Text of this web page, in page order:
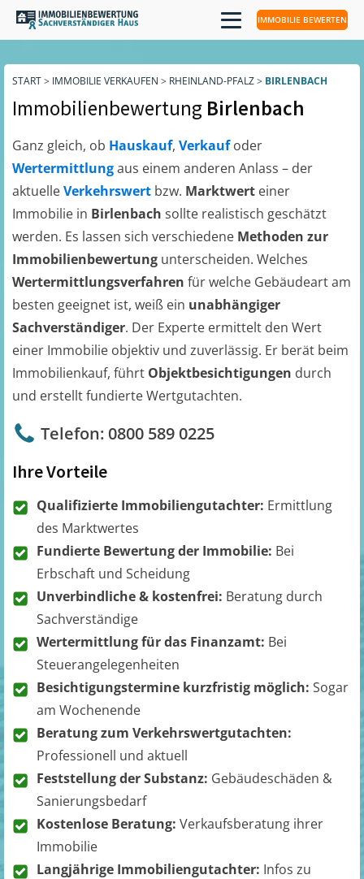
IMMOBILIE BEWERTEN
START> IMMOBILIE VERKAUFEN > RHEINLAND-PFALZ> BIRLENBACH
Immobilienbewertung Birlenbach
Ganz gleich, ob Hauskauf, Verkaufoder
Wertermittlungaus einem anderen Anlass – der
aktuelleVerkehrswert bzw. Marktwert einer
Immobilie in Birlenbach sollte realistisch geschätzt
werden. Es lassen sich verschiedene Methoden zur
Immobilienbewertung unterscheiden. Welches
Wertermittlungsverfahren für welche Gebäudeart am
besten geeignet ist, weiß ein unabhängiger
Sachverständiger. Der Experte ermittelt den Wert
einer Immobilie objektiv und zuverlässig. Er berät beim
Immobilienkauf, führt Objektbesichtigungen durch
und erstellt fundierte Wertgutachten.
Telefon: 0800 589 0225
Ihre Vorteile
Qualifizierte Immobiliengutachter: Ermittlung
des Marktwertes
Fundierte Bewertung der Immobilie: Bei
Erbschaft und Scheidung
Unverbindliche & kostenfrei: Beratung durch
Sachverständige
Wertermittlung für das Finanzamt: Bei
Steuerangelegenheiten
Besichtigungstermine kurzfristig möglich: Sogar
am Wochenende
Beratung zum Verkehrswertgutachten:
Professionell und aktuell
Feststellung der Substanz: Gebäudeschäden &
Sanierungsbedarf
Kostenlose Beratung: Verkaufsberatung ihrer
Immobilie
Langjährige Immobiliengutachter: Infos zu